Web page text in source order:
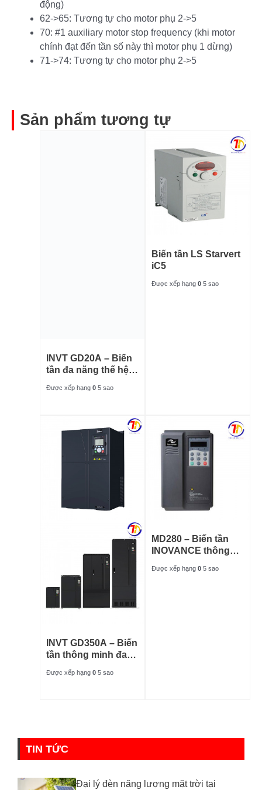
động)
62->65: Tương tự cho motor phụ 2->5
70: #1 auxiliary motor stop frequency (khi motor
chính đạt đến tần số này thì motor phụ 1 dừng)
71->74: Tương tự cho motor phụ 2->5
Sản phẩm tương tự
INVT GD20A – Biến
tần đa năng thế hệ
Được xếp hạng 0 5 sao
Biến tần LS Starvert
iC5
Được xếp hạng 0 5 sao
INVT GD350A – Biến
tần thông minh đa
Được xếp hạng 0 5 sao
MD280 – Biến tần
INOVANCE thông
Được xếp hạng 0 5 sao
TIN TỨC
Đại lý đèn năng lượng mặt trời tại